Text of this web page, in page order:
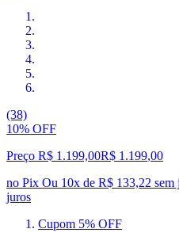
(38)
10% OFF
Preço R$ 1.199,00R$ 1.199,00
no Pix Ou 10x de R$ 133,22 sem
juros
Cupom 5% OFF